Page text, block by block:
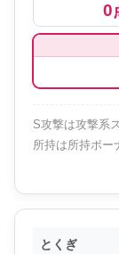
0
S攻撃は攻撃系
所持は所持ボー
とくぎ